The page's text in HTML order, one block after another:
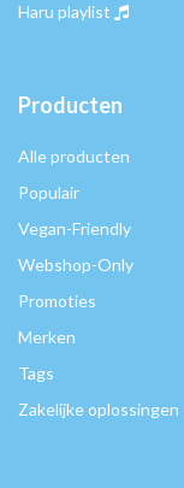
Haru playlist
Producten
Alle producten
Populair
Vegan-Friendly
Webshop-Only
Promoties
Merken
Tags
Zakelijke oplossingen